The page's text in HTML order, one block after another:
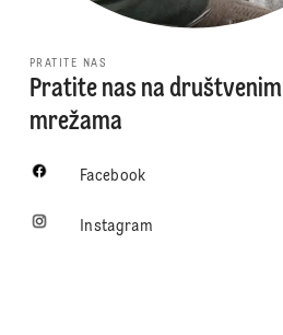
PRATITE NAS
Pratite nas na društvenim
mrežama
Facebook
Instagram